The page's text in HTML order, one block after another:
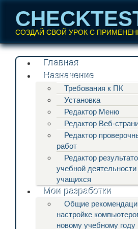
СОЗДАЙ СВОЙ УРОК С
Главное меню
Перейти Главная
Назначение
Требования к ПК
Установка
Редактор Меню
Редактор Веб-
Редактор
работ
Редактор
учебной деятельности
учащихся
Мои разработки
Общие
настройке
новому учебному году